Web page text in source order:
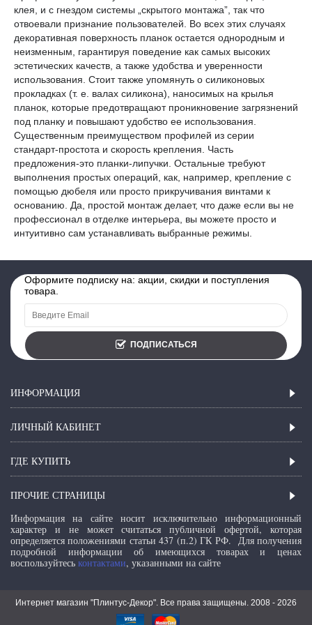
клея, и с гнездом системы „скрытого монтажа”, так что
отвоевали признание пользователей. Во всех этих случаях
декоративная поверхность планок остается однородным и
неизменным, гарантируя поведение как самых высоких
эстетических качеств, а также удобства и уверенности
использования. Стоит также упомянуть о силиконовых
прокладках (т. е. валах силикона), наносимых на крылья
планок, которые предотвращают проникновение загрязнений
под планку и повышают удобство ее использования.
Существенным преимуществом профилей из серии
стандарт-простота и скорость крепления. Часть
предложения-это планки-липучки. Остальные требуют
выполнения простых операций, как, например, крепление с
помощью дюбеля или просто прикручивания винтами к
основанию. Да, простой монтаж делает, что даже если вы не
профессионал в отделке интерьера, вы можете просто и
интуитивно сам устанавливать выбранные режимы.
Оформите подписку на: акции, скидки и поступления
товара.
ПОДПИСАТЬСЯ
ИНФОРМАЦИЯ
ЛИЧНЫЙ КАБИНЕТ
ГДЕ КУПИТЬ
ПРОЧИЕ СТРАНИЦЫ
Информация на сайте носит исключительно информационный
характер и не может считаться публичной офертой, которая
определяется положениями статьи 437 (п.2) ГК РФ. Для получения
подробной информации об имеющихся товарах и ценах
воспользуйтесь контактами, указанными на сайте
Интернет магазин "Плинтус-Декор". Все права защищены. 2008 - 2026